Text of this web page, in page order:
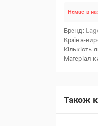
Немає в
Бренд
Країна-
Кількість
Матеріал
Також